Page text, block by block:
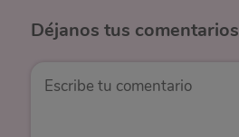
Déjanos tus comentarios